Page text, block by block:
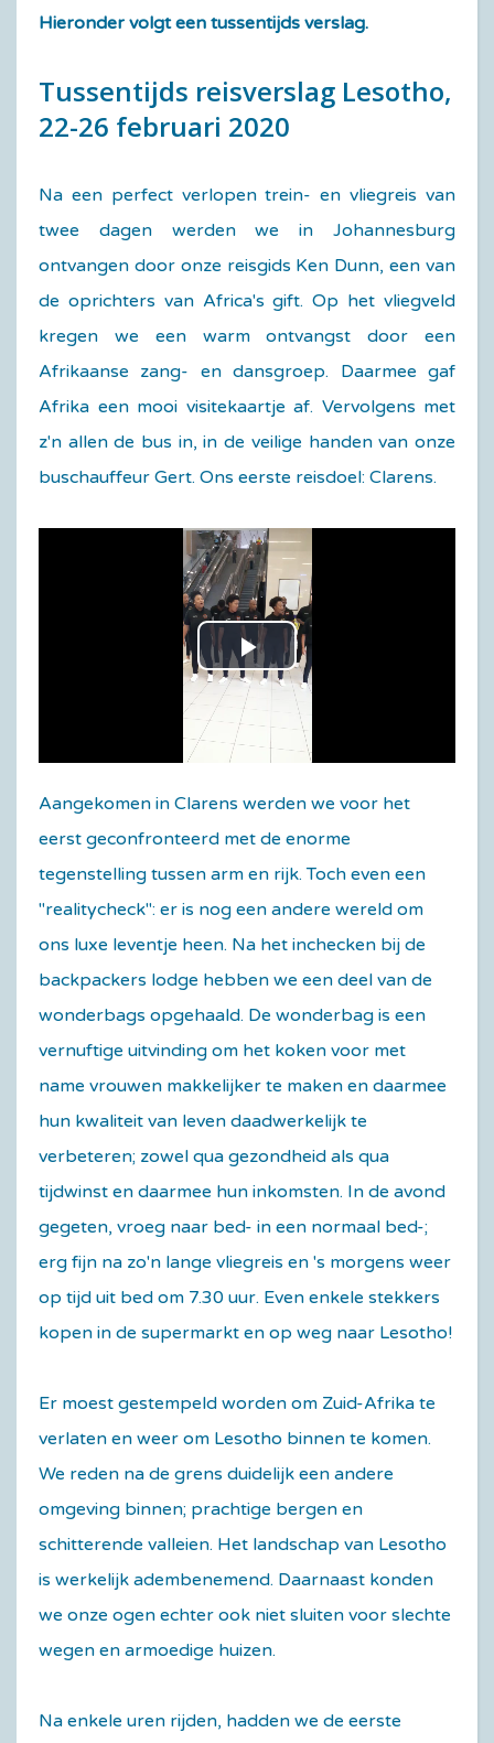
Hieronder volgt een tussentijds verslag.
Tussentijds reisverslag Lesotho,
22-26 februari 2020
Na een perfect verlopen trein- en vliegreis van
twee dagen werden we in Johannesburg
ontvangen door onze reisgids Ken Dunn, een van
de oprichters van Africa's gift. Op het vliegveld
kregen we een warm ontvangst door een
Afrikaanse zang- en dansgroep. Daarmee gaf
Afrika een mooi visitekaartje af. Vervolgens met
z'n allen de bus in, in de veilige handen van onze
buschauffeur Gert. Ons eerste reisdoel: Clarens.
Play
Video
Aangekomen in Clarens werden we voor het
eerst geconfronteerd met de enorme
tegenstelling tussen arm en rijk. Toch even een
"realitycheck": er is nog een andere wereld om
ons luxe leventje heen. Na het inchecken bij de
backpackers lodge hebben we een deel van de
wonderbags opgehaald. De wonderbag is een
vernuftige uitvinding om het koken voor met
name vrouwen makkelijker te maken en daarmee
hun kwaliteit van leven daadwerkelijk te
verbeteren; zowel qua gezondheid als qua
tijdwinst en daarmee hun inkomsten. In de avond
gegeten, vroeg naar bed- in een normaal bed-;
erg fijn na zo'n lange vliegreis en 's morgens weer
op tijd uit bed om 7.30 uur. Even enkele stekkers
kopen in de supermarkt en op weg naar Lesotho!
Er moest gestempeld worden om Zuid-Afrika te
verlaten en weer om Lesotho binnen te komen.
We reden na de grens duidelijk een andere
omgeving binnen; prachtige bergen en
schitterende valleien. Het landschap van Lesotho
is werkelijk adembenemend. Daarnaast konden
we onze ogen echter ook niet sluiten voor slechte
wegen en armoedige huizen.
Na enkele uren rijden, hadden we de eerste